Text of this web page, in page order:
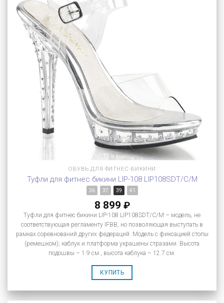
ОБУВЬ ДЛЯ ФИТНЕС-БИКИНИ
Туфли для фитнес бикини LIP-108 LIP108SDT/C/M
36 37 39 41
8 899 ₽
Туфли для фитнес бикини LIP-108 LIP108SDT/C/M – модель, не
соответствующая регламенту IFBB, но позволяющая выступать в
рамках соревнований других федераций. Модель с фиксацией стопы
(ремешком); каблук и платформа украшены стразами. Высота
подошвы – 1.9 см., высота каблука – 12.7 см.
КУПИТЬ